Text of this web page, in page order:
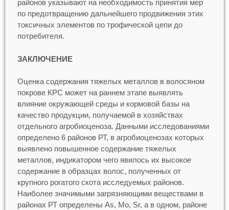
районов указывают на необходимость принятия мер
по предотвращению дальнейшего продвижения этих
токсичных элементов по трофической цепи до
потребителя.
ЗАКЛЮЧЕНИЕ
Оценка содержания тяжелых металлов в волосяном
покрове КРС может на раннем этапе выявлять
влияние окружающей среды и кормовой базы на
качество продукции, получаемой в хозяйствах
отдельного агробиоценоза. Данными исследованиями
определено 6 районов РТ, в агробиоценозах которых
выявлено повышенное содержание тяжелых
металлов, индикатором чего явилось их высокое
содержание в образцах волос, полученных от
крупного рогатого скота исследуемых районов.
Наиболее значимыми загрязняющими веществами в
районах РТ определены As, Mo, Sr, а в одном, районе